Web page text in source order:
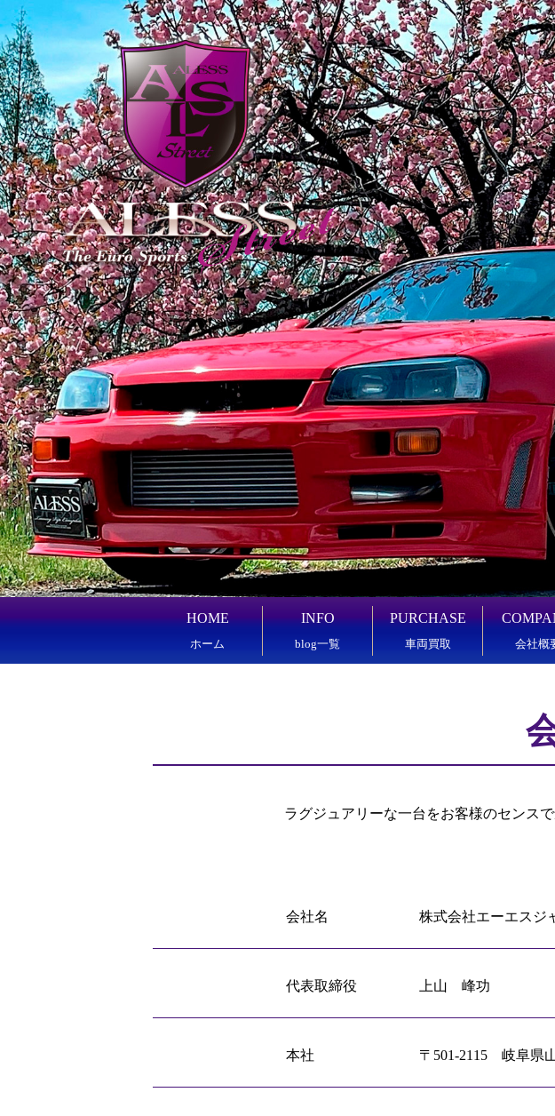
HOME
ホーム
INFO
blog一覧
PURCHASE
車両買取 会社概
ラグジュアリーな一台をお客様のセンス
会社名 株式会社エーエスジ
代表取締役 上山 峰功
本社 〒501-2115 岐阜県